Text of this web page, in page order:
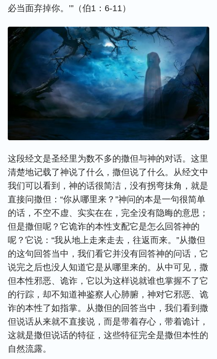
必当面弃掉你。’”（伯1：6-11）
这段经文是圣经里为数不多的撒但与神的对话。这里
清楚地记载了神说了什么，撒但说了什么。从经文中
我们可以看到，神的话很简洁，没有拐弯抹角，就是
直接问撒但：“你从哪里来？”神问的本是一句很简单
的话，不空不虚、实实在在，完全没有隐晦的意思；
但是撒但呢？它诡诈的本性支配它是怎么回答神的
呢？它说：“我从地上走来走去，往返而来。”从撒但
的这句回答当中，我们看它并没有回答神的问话， 它
说完之后也没人知道它是从哪里来的。从中可见， 撒
但本性邪恶、 诡诈，它以为这样说就谁也掌握不了它
的行踪，却不知道神鉴察人心肺腑，神对它邪恶、诡
诈的本性了如指掌。从撒但的回答当中，我们看到撒
但说话从来就不直接说，而是带着存心，带着诡计，
这就是撒但说话的特征，这些特征完全是撒但本性的
自然流露。